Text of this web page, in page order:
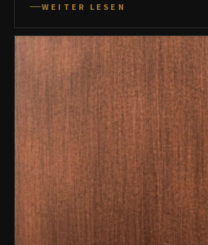
WEITER LESEN